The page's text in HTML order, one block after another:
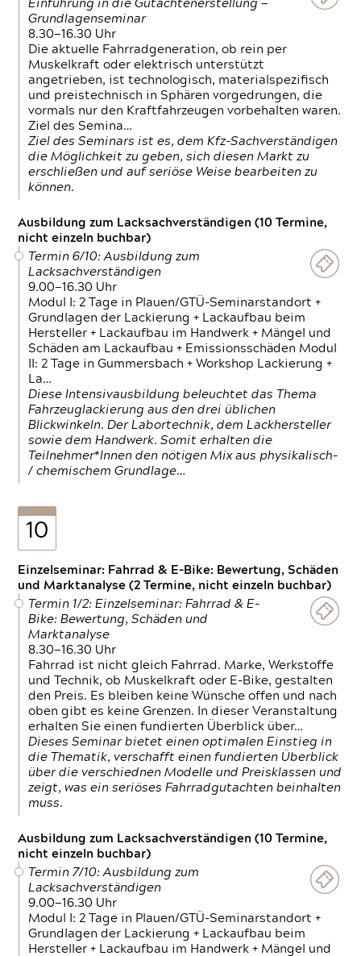
Einführung in die Gutachtenerstellung —
Grundlagenseminar
8.30—16.30 Uhr
Die aktuelle Fahrradgeneration, ob rein per
Muskelkraft oder elektrisch unterstützt
angetrieben, ist technologisch, materialspezifisch
und preistechnisch in Sphären vorgedrungen, die
vormals nur den Kraftfahrzeugen vorbehalten waren.
Ziel des Semina…
Ziel des Seminars ist es, dem Kfz-Sachverständigen
die Möglichkeit zu geben, sich diesen Markt zu
erschließen und auf seriöse Weise bearbeiten zu
können.
Ausbildung zum Lacksachverständigen (10 Termine,
nicht einzeln buchbar)
Termin 6/10: Ausbildung zum
Lacksachverständigen
9.00—16.30 Uhr
Modul I: 2 Tage in Plauen/GTÜ-Seminarstandort +
Grundlagen der Lackierung + Lackaufbau beim
Hersteller + Lackaufbau im Handwerk + Mängel und
Schäden am Lackaufbau + Emissionsschäden Modul
II: 2 Tage in Gummersbach + Workshop Lackierung +
La…
Diese Intensivausbildung beleuchtet das Thema
Fahrzeuglackierung aus den drei üblichen
Blickwinkeln. Der Labortechnik, dem Lackhersteller
sowie dem Handwerk. Somit erhalten die
Teilnehmer*Innen den nötigen Mix aus physikalisch-
/ chemischem Grundlage…
10
Einzelseminar: Fahrrad & E-Bike: Bewertung, Schäden
und Marktanalyse (2 Termine, nicht einzeln buchbar)
Termin 1/2: Einzelseminar: Fahrrad & E-
Bike: Bewertung, Schäden und
Marktanalyse
8.30—16.30 Uhr
Fahrrad ist nicht gleich Fahrrad. Marke, Werkstoffe
und Technik, ob Muskelkraft oder E-Bike, gestalten
den Preis. Es bleiben keine Wünsche offen und nach
oben gibt es keine Grenzen. In dieser Veranstaltung
erhalten Sie einen fundierten Überblick über…
Dieses Seminar bietet einen optimalen Einstieg in
die Thematik, verschafft einen fundierten Überblick
über die verschiednen Modelle und Preisklassen und
zeigt, was ein seriöses Fahrradgutachten beinhalten
muss.
Ausbildung zum Lacksachverständigen (10 Termine,
nicht einzeln buchbar)
Termin 7/10: Ausbildung zum
Lacksachverständigen
9.00—16.30 Uhr
Modul I: 2 Tage in Plauen/GTÜ-Seminarstandort +
Grundlagen der Lackierung + Lackaufbau beim
Hersteller + Lackaufbau im Handwerk + Mängel und